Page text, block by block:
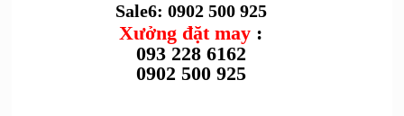
Sale6: 0902 500 925
Xưởng đặt may :
093 228 6162
0902 500 925